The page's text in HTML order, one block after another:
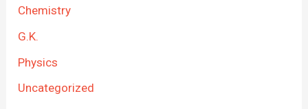
Chemistry
G.K.
Physics
Uncategorized